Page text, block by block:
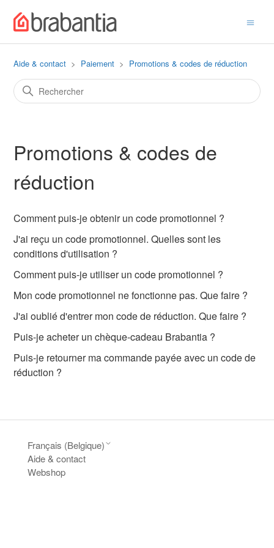
Aide & contact Paiement Promotions & codes de réduction
Promotions & codes de
réduction
Comment puis-je obtenir un code promotionnel ?
J'ai reçu un code promotionnel. Quelles sont les
conditions d'utilisation ?
Comment puis-je utiliser un code promotionnel ?
Mon code promotionnel ne fonctionne pas. Que faire ?
J'ai oublié d'entrer mon code de réduction. Que faire ?
Puis-je acheter un chèque-cadeau Brabantia ?
Puis-je retourner ma commande payée avec un code de
réduction ?
Français (Belgique)
Aide & contact
Webshop